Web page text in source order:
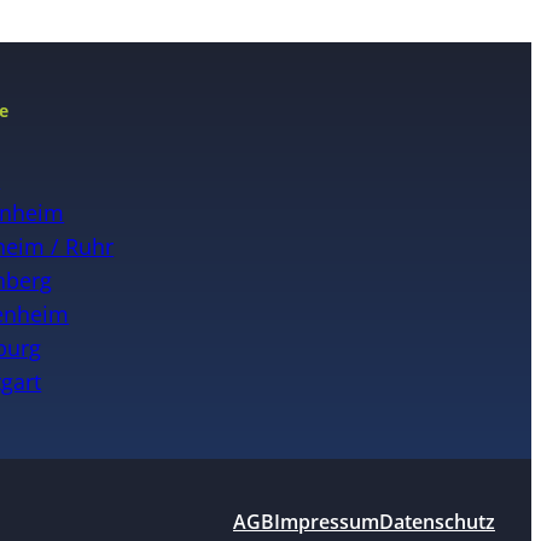
/ Ruhr
AGBImpressumDatenschutz